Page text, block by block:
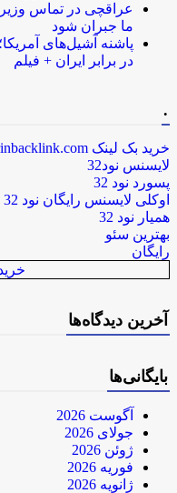
عراقچی در تماس
ما جبران شود
پاشنه آشیل‌های
در برابر ایران + فیلم
خرید بک لینک behtarinbacklink.com
لایسنس نود32
پسورد نود 32
اوکلی لایسنس رایگان نود 32
همیار نود 32
بهترین سئو
رایگان
آخرین دیدگاه‌ها
بایگانی‌ها
آگوست 2026
جولای 2026
ژوئن 2026
فوریه 2026
ژانویه 2026